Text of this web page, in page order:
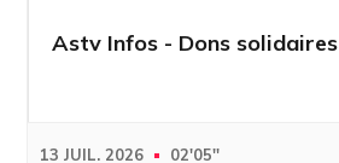
Astv Infos - Dons solidaires
13 JUIL. 2026 02'05''